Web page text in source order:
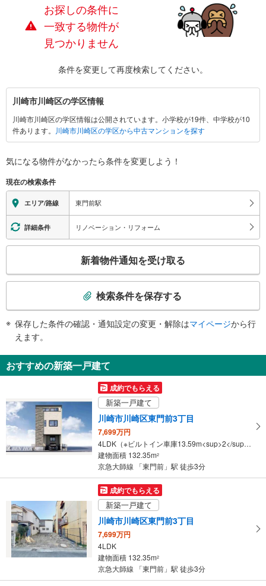
お探しの条件に
一致する物件が
見つかりません
条件を変更して再度検索してください。
川
崎
市
川
区
関
す
る
情
報
川崎市川崎区の学区情報
川崎市川崎区の学区情報は公開されています。小学校が19件、中学校が10
件あります。
川崎市川崎区の学区から中古マンションを探す
気になる物件がなかったら条件を変更しよう！
現在の検索条件
エリア/路線 東門前駅
詳細条件 リノベーション・リフォーム
検
知
を
取
る
・
条
イ
ペ
ー
ジ
に
存
新着物件通知を受け取る
検索条件を保存する
保存した条件の確認・通知設定の変更・解除はマイページから行
えます。
おすすめの新築一戸建て
成約でもらえる
新築一戸建て
川崎市川崎区東門前3丁目
7,699万円
4LDK（※ビルトイン車庫13.59m<sup>2</sup>）
建物面積 132.35m2
京急大師線 「東門前」駅 徒歩3分
成約でもらえる
新築一戸建て
川崎市川崎区東門前3丁目
7,699万円
4LDK
建物面積 132.35m2
京急大師線 「東門前」駅 徒歩3分